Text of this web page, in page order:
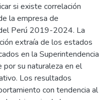
si existe correlación
la empresa de
Perú 2019-2024. La
extraía de los estados
en la Superintendencia
su naturaleza en el
Los resultados
con tendencia al